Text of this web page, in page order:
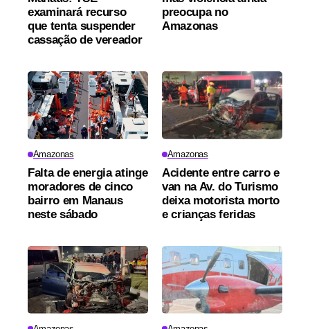
examinará recurso
que tenta suspender
cassação de vereador
preocupa no
Amazonas
Amazonas
Falta de energia atinge
moradores de cinco
bairro em Manaus
neste sábado
Amazonas
Acidente entre carro e
van na Av. do Turismo
deixa motorista morto
e crianças feridas